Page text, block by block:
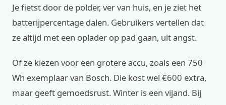
Je fietst door de polder, ver van huis, en je ziet het
batterijpercentage dalen. Gebruikers vertellen dat
ze altijd met een oplader op pad gaan, uit angst.
Of ze kiezen voor een grotere accu, zoals een 750
Wh exemplaar van Bosch. Die kost wel €600 extra,
maar geeft gemoedsrust. Winter is een vijand. Bij